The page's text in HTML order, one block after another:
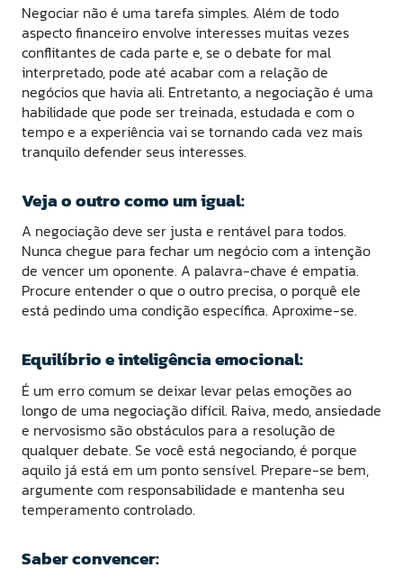
Negociar não é uma tarefa simples. Além de todo
aspecto financeiro envolve interesses muitas vezes
conflitantes de cada parte e, se o debate for mal
interpretado, pode até acabar com a relação de
negócios que havia ali. Entretanto, a negociação é uma
habilidade que pode ser treinada, estudada e com o
tempo e a experiência vai se tornando cada vez mais
tranquilo defender seus interesses.
Veja o outro como um igual:
A negociação deve ser justa e rentável para todos.
Nunca chegue para fechar um negócio com a intenção
de vencer um oponente. A palavra-chave é empatia.
Procure entender o que o outro precisa, o porquê ele
está pedindo uma condição específica. Aproxime-se.
Equilíbrio e inteligência emocional:
É um erro comum se deixar levar pelas emoções ao
longo de uma negociação difícil. Raiva, medo, ansiedade
e nervosismo são obstáculos para a resolução de
qualquer debate. Se você está negociando, é porque
aquilo já está em um ponto sensível. Prepare-se bem,
argumente com responsabilidade e mantenha seu
temperamento controlado.
Saber convencer: